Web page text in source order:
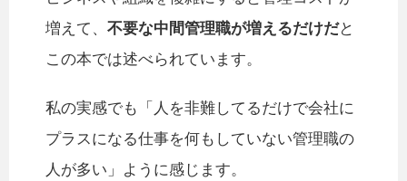
増えて、 不要な中間管理職が増えるだけだと
この本では述べられています。
私の実感でも「人を非難してるだけで会社に
プラスになる仕事を何もしていない管理職の
人が多い」ように感じます。